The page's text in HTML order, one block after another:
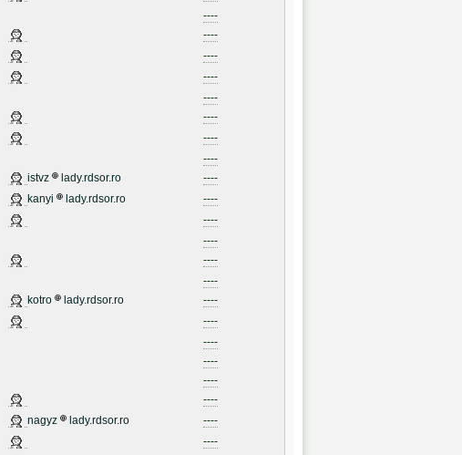
----
----
----
----
----
----
----
----
istvz lady.rdsor.ro ----
kanyi lady.rdsor.ro ----
----
----
----
----
kotro lady.rdsor.ro ----
----
----
----
----
----
nagyz lady.rdsor.ro ----
----